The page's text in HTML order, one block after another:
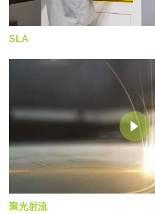
SLA
聚光射流